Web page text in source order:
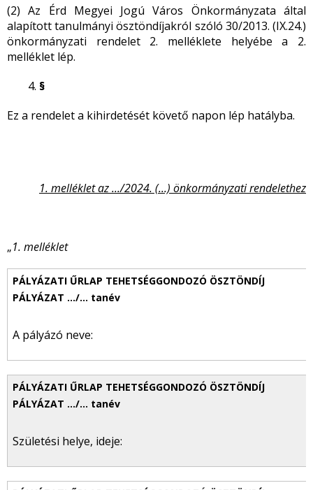
(2) Az Érd Megyei Jogú Város Önkormányzata által
alapított tanulmányi ösztöndíjakról szóló 30/2013. (IX.24.)
önkormányzati rendelet 2. melléklete helyébe a 2.
melléklet lép.
§
Ez a rendelet a kihirdetését követő napon lép hatályba.
1. melléklet az .../2024. (...) önkormányzati rendelethez
„1. melléklet
A pályázó neve:
Születési helye, ideje: